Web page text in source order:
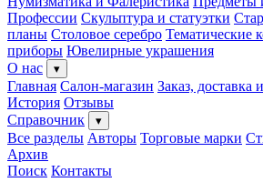
Профессии Скульптура и статуэтки
планы Столовое серебро Тематические
приборы Ювелирные украшения
О нас
▾
Главная Салон-магазин Заказ, доставка
История Отзывы
Справочник
▾
Все разделы Авторы Торговые марки
Архив
Поиск Контакты